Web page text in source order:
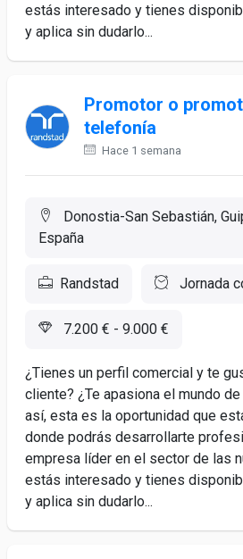
estás interesado y tienes
y aplica sin dudarlo...
Promotor o
telefonía
Hace 1 semana
Donostia-San Sebastián,
España
Randstad Jornada
7.200 € - 9.000 €
¿Tienes un perfil comercial y te
cliente? ¿Te apasiona el mundo
así, esta es la oportunidad que
donde podrás desarrollarte
empresa líder en el sector de las
estás interesado y tienes
y aplica sin dudarlo...